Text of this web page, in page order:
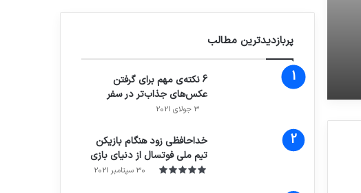
پربازدیدترین مطالب
6 نکته‌ی مهم برای گرفتن
عکس‌های جذاب‌تر در سفر
3 جولای 2021
خداحافظی زود هنگام بازیکن
تیم ملی فوتسال از دنیای بازی
30 سپتامبر 2021